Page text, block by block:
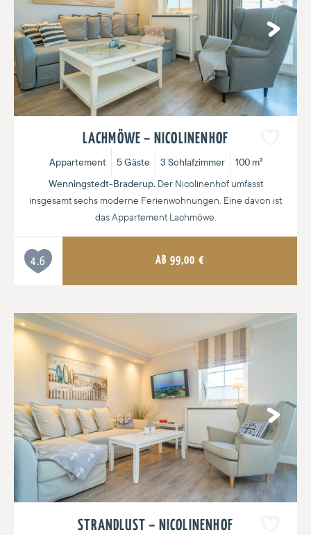
Next
LACHMÖWE – NICOLINENHOF
Appartement 5 Gäste 3 Schlafzimmer
100 m²
Wenningstedt-Braderup. Der Nicolinenhof umfasst
insgesamt sechs moderne Ferienwohnungen. Eine davon ist
das Appartement Lachmöwe.
4.6 AB 99,00 €
Next
STRANDLUST – NICOLINENHOF